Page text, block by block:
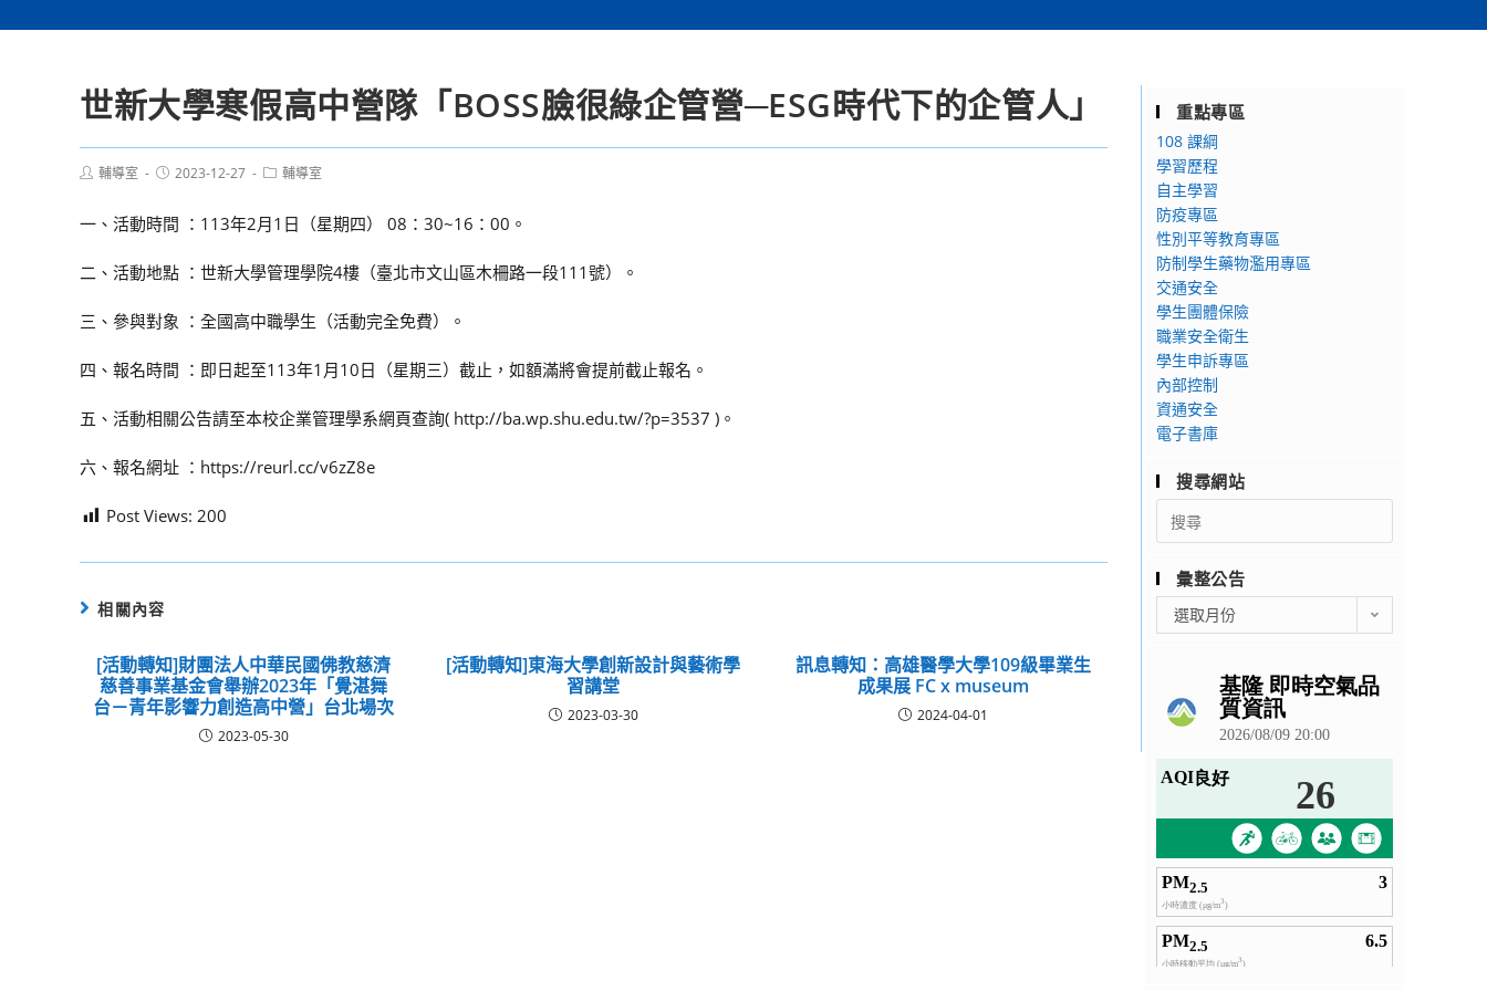
世新大學寒假高中營隊「BOSS臉很綠企管營─ESG時代下的企管人」
Post輔導室
Post2023-12-27
Post輔導室
一、活動時間 ：113年2月1日（星期四） 08：30~16：00。
二、活動地點 ：世新大學管理學院4樓（臺北市文山區木柵路一段111號）。
三、參與對象 ：全國高中職學生（活動完全免費）。
四、報名時間 ：即日起至113年1月10日（星期三）截止，如額滿將會提前截止報名。
五、活動相關公告請至本校企業管理學系網頁查詢( http://ba.wp.shu.edu.tw/?p=3537 )。
六、報名網址 ：https://reurl.cc/v6zZ8e
Post Views: 200
相關內容
[活動轉知]財團法人中華民國佛教慈濟
慈善事業基金會舉辦2023年「覺湛舞
台－青年影響力創造高中營」台北場次
2023-05-30
[活動轉知]東海大學創新設計與藝術學
習講堂
2023-03-30
訊息轉知：高雄醫學大學109級畢業生
成果展 FC x museum
2024-04-01
重點專區
108 課綱
學習歷程
自主學習
防疫專區
性別平等教育專區
防制學生藥物濫用專區
交通安全
學生團體保險
職業安全衛生
學生申訴專區
內部控制
資通安全
電子書庫
搜尋網站
Search
for:
彙整公告
整
選取月份